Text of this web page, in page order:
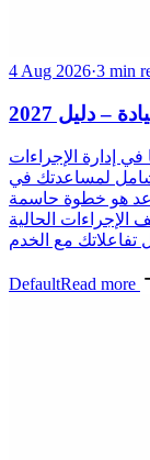
4 Aug 2026·3 min
– دليل 2027
إدارة الإجراءات
لمساعدتك في
على موعد هو خطوة حاسمة
الحالية
DefaultRead more